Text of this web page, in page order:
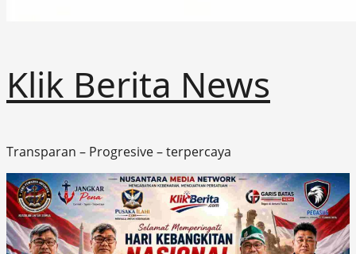
Klik Berita News
Transparan – Progresive – terpercaya